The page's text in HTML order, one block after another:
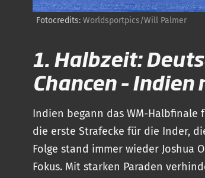
Fotocredits:Worldsportpics/Will Palmer
1. Halbzeit:
Chancen – Indien
Indien begann das WM-Halbfinale
die erste Strafecke für die Inder,
Folge stand immer wieder Joshua
Fokus. Mit starken Paraden